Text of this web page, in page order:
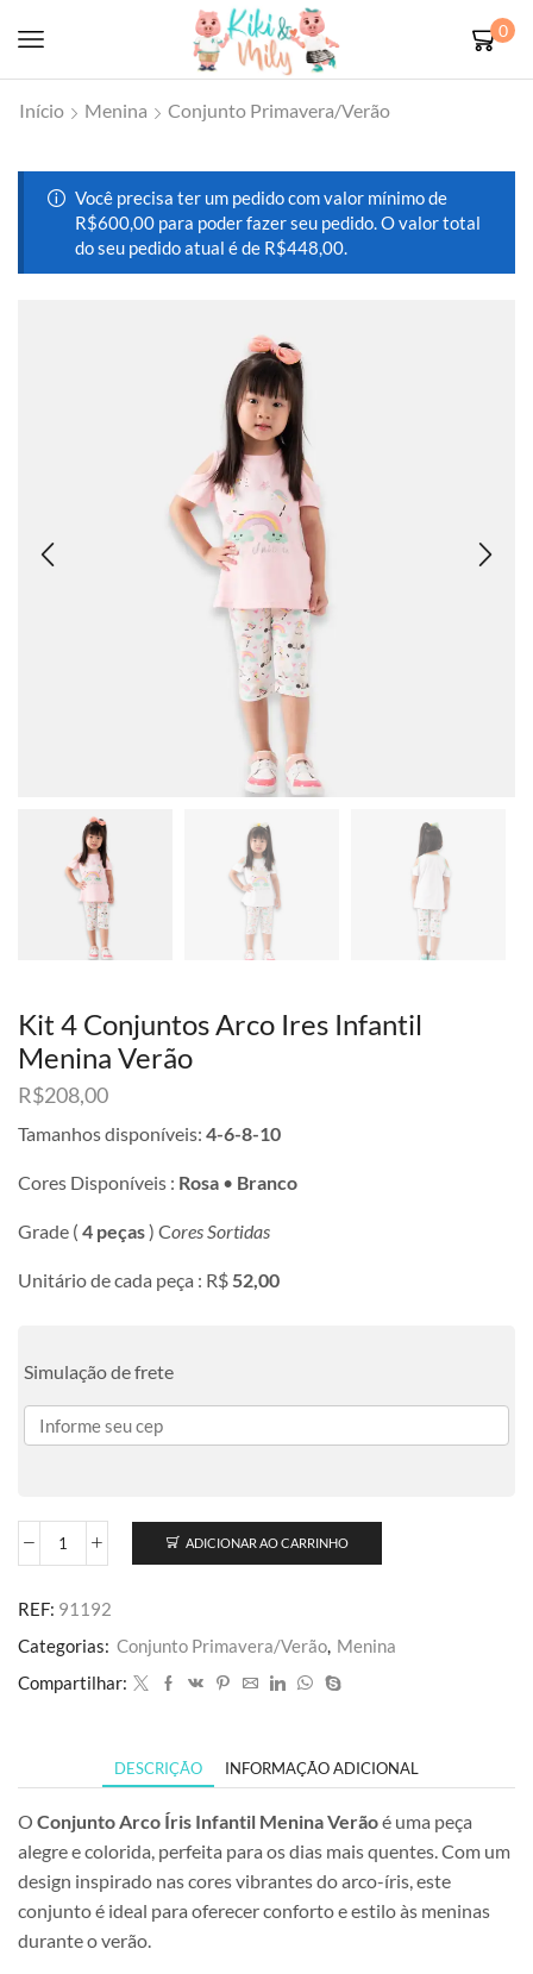
0
Início Menina Conjunto Primavera/Verão
Você precisa ter um pedido com valor mínimo de
R$600,00para poder fazer seu pedido. O valor total
do seu pedido atual é de R$448,00.
Kit 4 Conjuntos Arco Ires Infantil
Menina Verão
R$208,00
Tamanhos disponíveis: 4-6-8-10
Cores Disponíveis : Rosa • Branco
Grade ( 4 peças) Cores Sortidas
Unitário de cada peça : R$52,00
Simulação de frete
ADICIONAR AO CARRINHO
REF: 91192
Categorias: Conjunto Primavera/Verão, Menina
Compartilhar:
DESCRIÇÃO INFORMAÇÃO ADICIONAL
O Conjunto Arco Íris Infantil Menina Verãoé uma peça
alegre e colorida, perfeita para os dias mais quentes. Com um
design inspirado nas cores vibrantes do arco-íris, este
conjunto é ideal para oferecer conforto e estilo às meninas
durante o verão.